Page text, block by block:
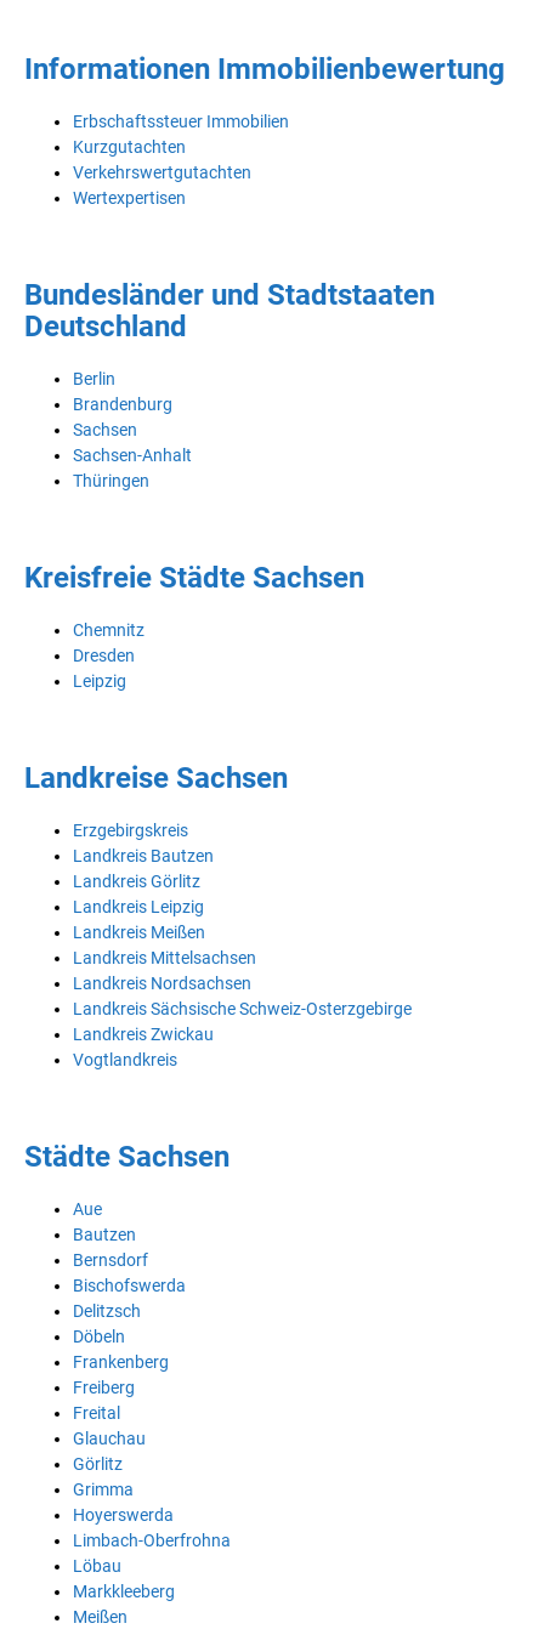
Informationen Immobilienbewertung
Erbschaftssteuer Immobilien
Kurzgutachten
Verkehrswertgutachten
Wertexpertisen
Bundesländer und Stadtstaaten
Deutschland
Berlin
Brandenburg
Sachsen
Sachsen-Anhalt
Thüringen
Kreisfreie Städte Sachsen
Chemnitz
Dresden
Leipzig
Landkreise Sachsen
Erzgebirgskreis
Landkreis Bautzen
Landkreis Görlitz
Landkreis Leipzig
Landkreis Meißen
Landkreis Mittelsachsen
Landkreis Nordsachsen
Landkreis Sächsische Schweiz-Osterzgebirge
Landkreis Zwickau
Vogtlandkreis
Städte Sachsen
Aue
Bautzen
Bernsdorf
Bischofswerda
Delitzsch
Döbeln
Frankenberg
Freiberg
Freital
Glauchau
Görlitz
Grimma
Hoyerswerda
Limbach-Oberfrohna
Löbau
Markkleeberg
Meißen